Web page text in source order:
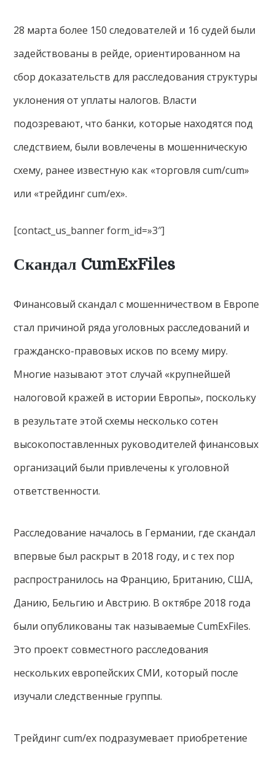
28 марта более 150 следователей и 16 судей были
задействованы в рейде, ориентированном на
сбор доказательств для расследования структуры
уклонения от уплаты налогов. Власти
подозревают, что банки, которые находятся под
следствием, были вовлечены в мошенническую
схему, ранее известную как «торговля cum/cum»
или «трейдинг cum/ex».
[contact_us_banner form_id=»3″]
Скандал CumExFiles
Финансовый скандал с мошенничеством в Европе
стал причиной ряда уголовных расследований и
гражданско-правовых исков по всему миру.
Многие называют этот случай «крупнейшей
налоговой кражей в истории Европы», поскольку
в результате этой схемы несколько сотен
высокопоставленных руководителей финансовых
организаций были привлечены к уголовной
ответственности.
Расследование началось в Германии, где скандал
впервые был раскрыт в 2018 году, и с тех пор
распространилось на Францию, Британию, США,
Данию, Бельгию и Австрию. В октябре 2018 года
были опубликованы так называемые CumExFiles.
Это проект совместного расследования
нескольких европейских СМИ, который после
изучали следственные группы.
Трейдинг cum/ex подразумевает приобретение